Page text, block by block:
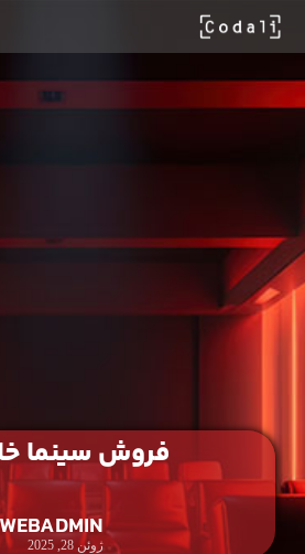
Skip
main
content
فروش سینما
ژوئن 28, 2025